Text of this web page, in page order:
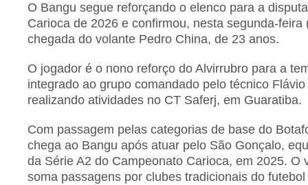
O Bangu segue reforçando o elenco para a
Carioca de 2026 e confirmou, nesta segunda-feira
chegada do volante Pedro China, de 23 anos.
O jogador é o nono reforço do Alvirrubro para a
integrado ao grupo comandado pelo técnico Flávio
realizando atividades no CT Saferj, em Guaratiba.
Com passagem pelas categorias de base do
chega ao Bangu após atuar pelo São Gonçalo,
da Série A2 do Campeonato Carioca, em 2025. O
soma passagens por clubes tradicionais do